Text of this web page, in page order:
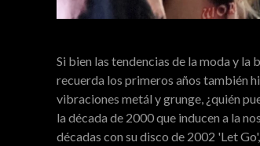
Si bien las tendencias de la moda y
recuerda los primeros años también
vibraciones metál y grunge, ¿quién
la década de 2000 que inducen a la
décadas con su disco de 2002 'Let